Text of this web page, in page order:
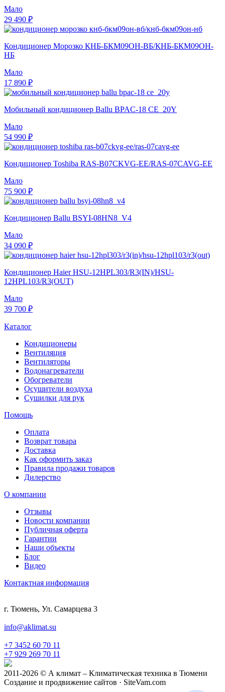
Мало
29 490 ₽
Кондиционер Морозко КНБ-БКМ09ОН-ВБ/КНБ-БКМ09ОН-
НБ
Мало
17 890 ₽
Мобильный кондиционер Ballu BPAC-18 CE_20Y
Мало
54 990 ₽
Кондиционер Toshiba RAS-B07CKVG-EE/RAS-07CAVG-EE
Мало
75 900 ₽
Кондиционер Ballu BSYI-08HN8_V4
Мало
34 090 ₽
Кондиционер Haier HSU-12HPL303/R3(IN)/HSU-
12HPL103/R3(OUT)
Мало
39 700 ₽
Каталог
Кондиционеры
Вентиляция
Вентиляторы
Водонагреватели
Обогреватели
Осушители воздуха
Сушилки для рук
Помощь
Оплата
Возврат товара
Доставка
Как оформить заказ
Правила продажи товаров
Дилерство
О компании
Отзывы
Новости компании
Публичная оферта
Гарантии
Наши объекты
Блог
Видео
Контактная информация
г. Тюмень, Ул. Самарцева 3
info@aklimat.su
+7 3452 60 70 11
+7 929 269 70 11
2011-2026 © А климат – Климатическая техника в Тюмени
Создание и продвижение сайтов · SiteVam.com